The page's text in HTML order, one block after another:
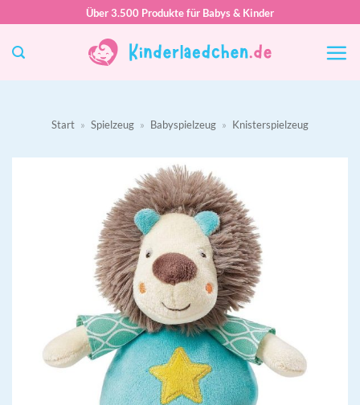
springen
Über 3.500 Produkte für Babys & Kinder
Start » Spielzeug » Babyspielzeug » Knisterspielzeug